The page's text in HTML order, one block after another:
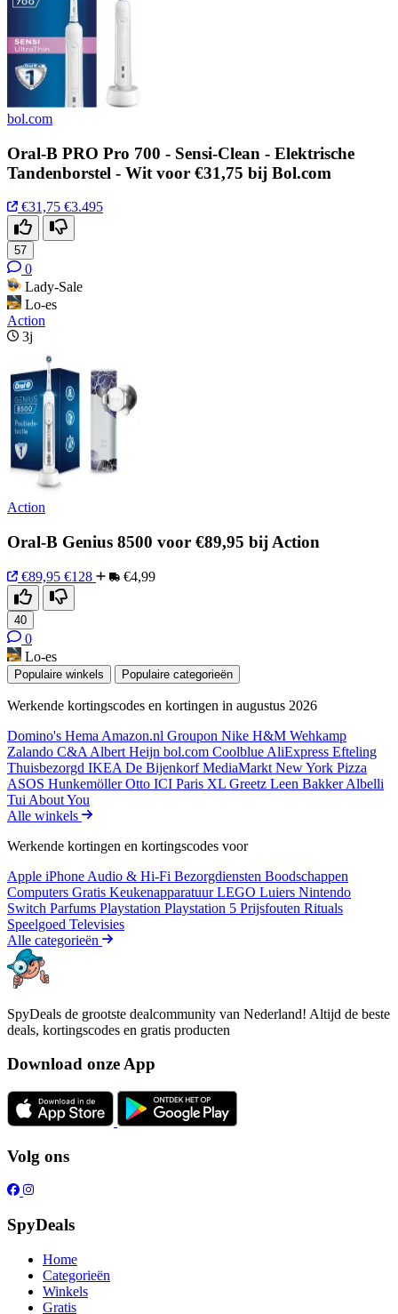
bol.com
Oral-B PRO Pro 700 - Sensi-Clean - Elektrische
Tandenborstel - Wit voor €31,75 bij Bol.com
€31,75 €3.495
57
0
Lady-Sale
Lo-es
Action
3j
Action
Oral-B Genius 8500 voor €89,95 bij Action
€89,95 €128 €4,99
40
0
Lo-es
Populaire winkels Populaire categorieën
Werkende kortingscodes en kortingen in augustus 2026
Domino's Hema Amazon.nl Groupon Nike H&M Wehkamp
Zalando C&A Albert Heijn bol.com Coolblue AliExpress Efteling
Thuisbezorgd IKEA De BijenkorfMediaMarkt New York Pizza
ASOS HunkemöllerOtto ICI Paris XL Greetz Leen BakkerAlbelli
Tui About You
Alle winkels
Werkende kortingen en kortingscodes voor
Apple iPhone Audio & Hi-Fi Bezorgdiensten Boodschappen
Computers Gratis KeukenapparatuurLEGO Luiers Nintendo
Switch Parfums Playstation Playstation 5 Prijsfouten Rituals
Speelgoed Televisies
Alle categorieën
SpyDeals de grootste dealcommunity van Nederland! Altijd de beste
deals, kortingscodes en gratis producten
Download onze App
Volg ons
SpyDeals
Home
Categorieën
Winkels
Gratis